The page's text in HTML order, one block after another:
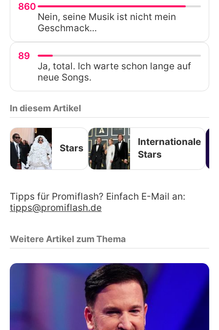
860
Nein, seine Musik ist nicht mein
Geschmack...
89
Ja, total. Ich warte schon lange auf
neue Songs.
In diesem Artikel
Stars
Internationale
Stars
Tipps für Promiflash? Einfach E-Mail an:
tipps@promiflash.de
Weitere Artikel zum Thema